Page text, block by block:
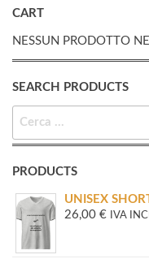
CART
NESSUN PRODOTTO
SEARCH PRODUCTS
PRODUCTS
UNISEX
26,00 € IVA